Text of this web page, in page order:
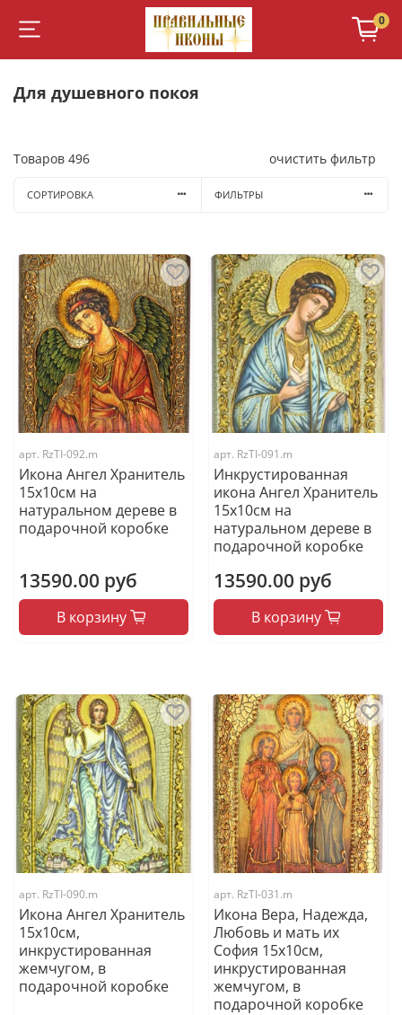
0
Для душевного покоя
Товаров 496 очистить фильтр
СОРТИРОВКА ФИЛЬТРЫ
арт. RzTI-092.m
Икона Ангел Хранитель
15х10см на
натуральном дереве в
подарочной коробке
13590.00 руб
В корзину
арт. RzTI-091.m
Инкрустированная
икона Ангел Хранитель
15х10см на
натуральном дереве в
подарочной коробке
13590.00 руб
В корзину
арт. RzTI-090.m
Икона Ангел Хранитель
15х10см,
инкрустированная
жемчугом, в
подарочной коробке
арт. RzTI-031.m
Икона Вера, Надежда,
Любовь и мать их
София 15х10см,
инкрустированная
жемчугом, в
подарочной коробке